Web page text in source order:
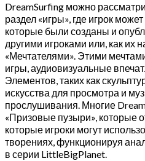
DreamSurfing можно
раздел «игры», где игрок
которые были созданы и
другими игроками или, как их
«Мечтателями». Этими
игры, аудиовизуальные
Элементов, таких как
искусства для просмотра и
прослушивания. Многие
«Призовые пузыри», которые
которые игроки могут
творениях, функционируя
в серии LittleBigPlanet.